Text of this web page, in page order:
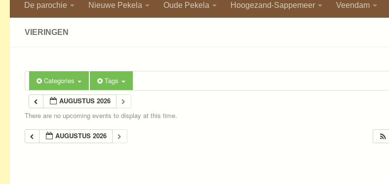
De parochie Nieuwe Pekela Oude Pekela Hoogezand-Sappemeer Veendam
VIERINGEN
Categories Tags
AUGUSTUS 2026
There are no upcoming events to display at this time.
AUGUSTUS 2026